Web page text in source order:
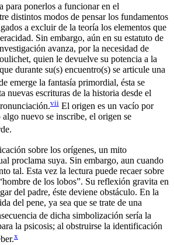
para ponerlos a funcionar en el
distintos modos de pensar los fundamentos
a excluir de la teoría los elementos que
Sin embargo, aún en su estatuto de
avanza, por la necesidad de
quien le devuelve su potencia a la
durante su(s) encuentro(s) se articule una
emerge la fantasía primordial, ésta se
nuevas escrituras de la historia desde el
vii El origen es un vacío por
nuevo se inscribe, el origen se
sobre los orígenes, un mito
proclama suya. Sin embargo, aun cuando
tal. Esta vez la lectura puede recaer sobre
de los lobos”. Su reflexión gravita en
del padre, éste deviene obstáculo. En la
del pene, ya sea que se trate de una
de dicha simbolización sería la
la psicosis; al obstruirse la identificación
x